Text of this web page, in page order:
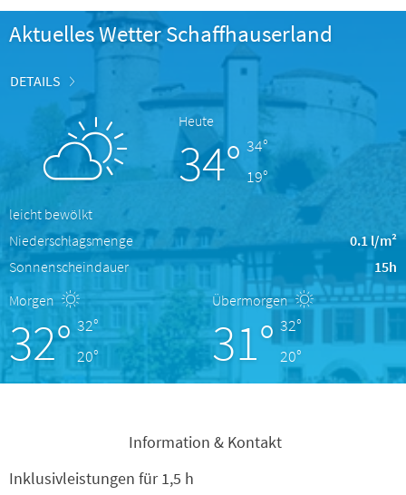
Aktuelles Wetter Schaffhauserland
DETAILS
Heute
34° 34°
19°
leicht bewölkt
Niederschlagsmenge
0.1 l/m²
Sonnenscheindauer
15h
Morgen
32° 32°
20°
Übermorgen
31° 32°
20°
Information & Kontakt
Inklusivleistungen für 1,5 h